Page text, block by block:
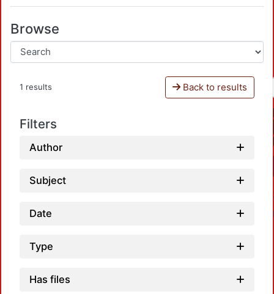
Browse
1 results Back to results
Filters
Author
Subject
Date
Type
Has files